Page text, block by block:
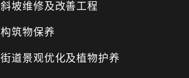
斜坡维修及改善工程
构筑物保养
街道景观优化及植物护养